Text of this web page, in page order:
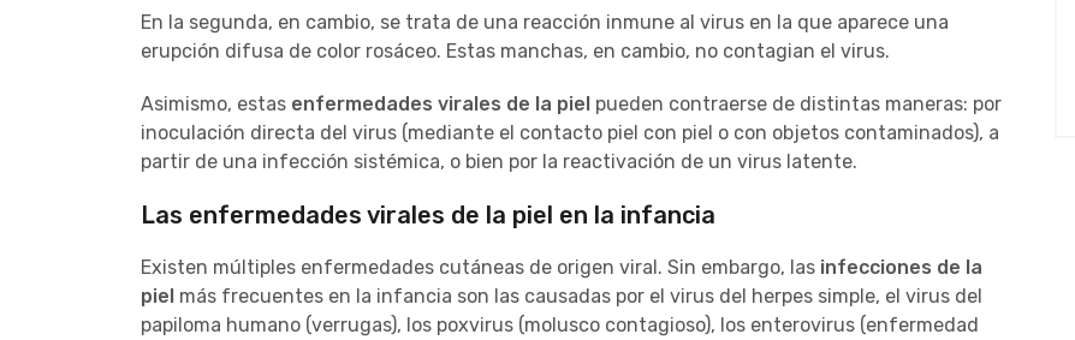
En la segunda, en cambio, se trata de una reacción inmune al virus en la que aparece una
erupción difusa de color rosáceo. Estas manchas, en cambio, no contagian el virus.
Asimismo, estas enfermedades virales de la piel pueden contraerse de distintas maneras: por
inoculación directa del virus (mediante el contacto piel con piel o con objetos contaminados), a
partir de una infección sistémica, o bien por la reactivación de un virus latente.
Las enfermedades virales de la piel en la infancia
Existen múltiples enfermedades cutáneas de origen viral. Sin embargo, las infecciones de la
piel más frecuentes en la infancia son las causadas por el virus del herpes simple, el virus del
papiloma humano (verrugas), los poxvirus (molusco contagioso), los enterovirus (enfermedad